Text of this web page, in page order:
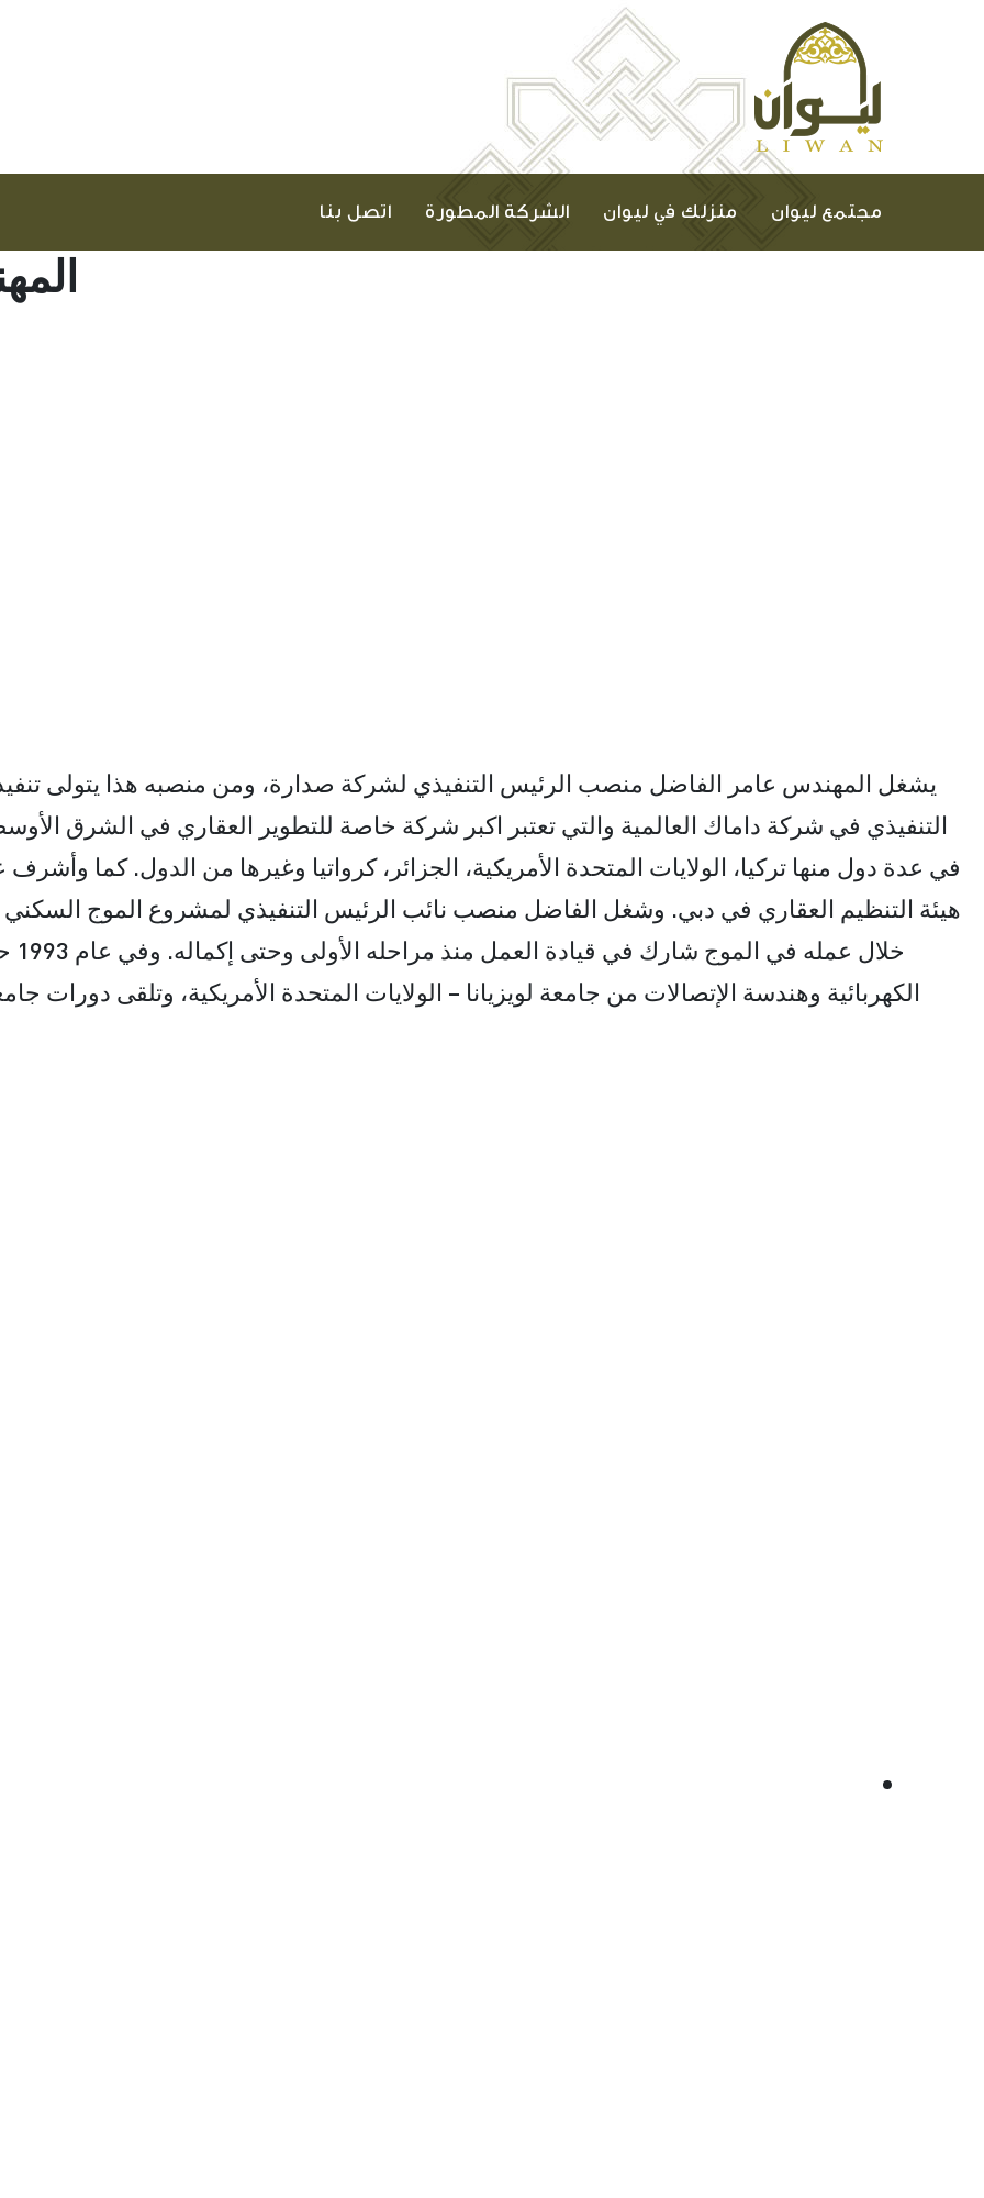
مجتمع ليوان منزلك في ليوان الشركة المطورة اتصل بنا
يشغل المهندس عامر الفاضل منصب الرئيس التنفيذي لشركة صدارة، ومن منصبه هذا يتولى
التنفيذي في شركة داماك العالمية والتي تعتبر اكبر شركة خاصة للتطوير العقاري في الشرق
في عدة دول منها تركيا، الولايات المتحدة الأمريكية، الجزائر، كرواتيا وغيرها من الدول. كما
الكهربائية وهندسة الإتصالات من جامعة لويزيانا – الولايات المتحدة الأمريكية، وتلقى دورات